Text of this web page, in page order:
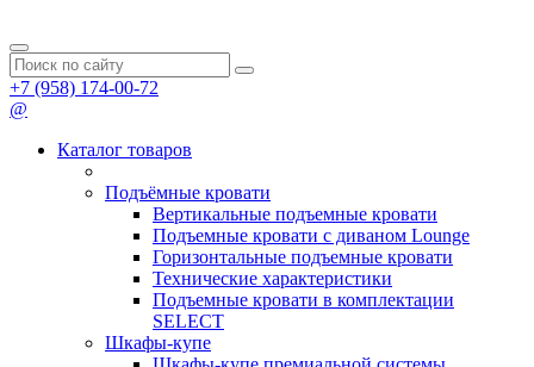
+7 (958) 174-00-72
@
Каталог товаров
Подъёмные кровати
Вертикальные подъемные кровати
Подъемные кровати с диваном Lounge
Горизонтальные подъемные кровати
Технические характеристики
Подъемные кровати в комплектации
SELECT
Шкафы-купе